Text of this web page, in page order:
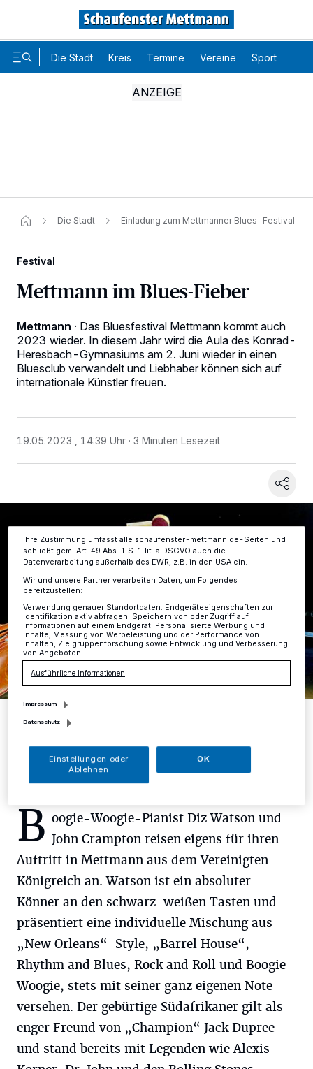
Die Stadt Kreis Termine Vereine Sport
Die Stadt Einladung zum Mettmanner Blues-Festival
Festival
Mettmann im Blues-Fieber
Mettmann · Das Bluesfestival Mettmann kommt auch
2023 wieder. In diesem Jahr wird die Aula des Konrad-
Heresbach-Gymnasiums am 2. Juni wieder in einen
Bluesclub verwandelt und Liebhaber können sich auf
internationale Künstler freuen.
19.05.2023 , 14:39 Uhr 3 Minuten Lesezeit
The Tremors kommen aus den USA, um in Mettmann aufzuspielen.
Foto: Veranstalter
B oogie-Woogie-Pianist Diz Watson und
John Crampton reisen eigens für ihren
Auftritt in Mettmann aus dem Vereinigten
Königreich an. Watson ist ein absoluter
Könner an den schwarz-weißen Tasten und
präsentiert eine individuelle Mischung aus
„New Orleans“-Style, „Barrel House“,
Rhythm and Blues, Rock and Roll und Boogie-
Woogie, stets mit seiner ganz eigenen Note
versehen. Der gebürtige Südafrikaner gilt als
enger Freund von „Champion“ Jack Dupree
und stand bereits mit Legenden wie Alexis
verarbeiten Daten, um Ihnen Dienste bereitzustellen“ aufgeführten
Anzeigen möglicherweise nicht mehr so relevant für Sie. Sie können
ändern oder Ihre Einwilligung zu widerrufen, indem Sie auf den Link
Informationen finden Sie in unserer Datenschutzerklärung.
Ihre Zustimmung umfasst alle schaufenster-mettmann.de-Seiten und
schließt gem. Art. 49 Abs. 1 S. 1 lit. a DSGVO auch die
Datenverarbeitung außerhalb des EWR, z.B. in den USA ein.
Wir und unsere Partner verarbeiten Daten, um Folgendes
bereitzustellen:
Verwendung genauer Standortdaten. Endgeräteeigenschaften zur
Identifikation aktiv abfragen. Speichern von oder Zugriff auf
Informationen auf einem Endgerät. Personalisierte Werbung und
Inhalte, Messung von Werbeleistung und der Performance von
Inhalten, Zielgruppenforschung sowie Entwicklung und Verbesserung
von Angeboten.
Ausführliche Informationen
Impressum
Datenschutz
Einstellungen oder
Ablehnen
OK